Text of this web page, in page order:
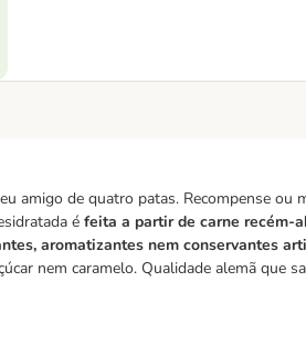
amigo de quatro patas. Recompense ou
é feita a partir de carne recém-
aromatizantes nem conservantes
nem caramelo. Qualidade alemã que